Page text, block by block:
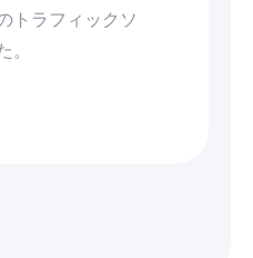
トラフィックソ
。